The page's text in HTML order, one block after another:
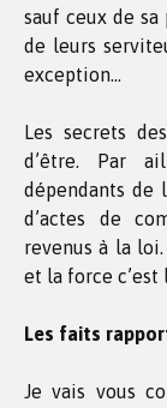
sauf ceux de sa
de leurs
exception…
Les secrets
d’être. Par
dépendants de
d’actes de
revenus à la
et la force c’est
Les faits
Je vais vous